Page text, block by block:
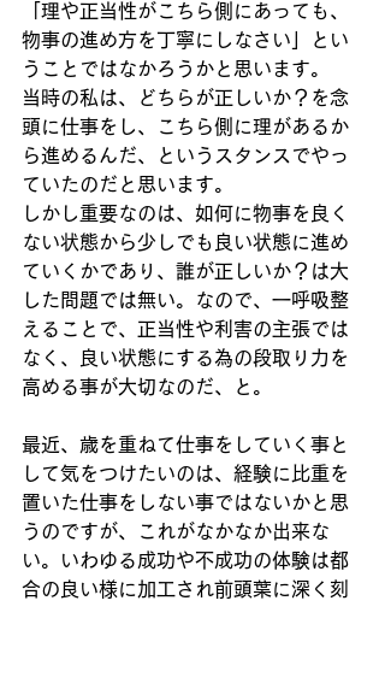
「理や正当性がこちら側にあっても、
物事の進め方を丁寧にしなさい」とい
うことではなかろうかと思います。
当時の私は、どちらが正しいか？を念
頭に仕事をし、こちら側に理があるか
ら進めるんだ、というスタンスでやっ
ていたのだと思います。
しかし重要なのは、如何に物事を良く
ない状態から少しでも良い状態に進め
ていくかであり、誰が正しいか？は大
した問題では無い。なので、一呼吸整
えることで、正当性や利害の主張では
なく、良い状態にする為の段取り力を
高める事が大切なのだ、と。
最近、歳を重ねて仕事をしていく事と
して気をつけたいのは、経験に比重を
置いた仕事をしない事ではないかと思
うのですが、これがなかなか出来な
い。いわゆる成功や不成功の体験は都
合の良い様に加工され前頭葉に深く刻